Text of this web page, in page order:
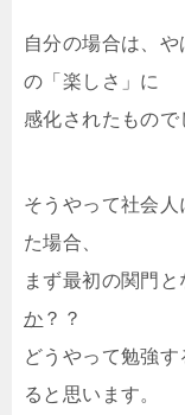
自分の場合は、
の「楽しさ」に
感化されたもので
そうやって社会
た場合、
まず最初の関門
か ？？
どうやって勉強す
ると思います。